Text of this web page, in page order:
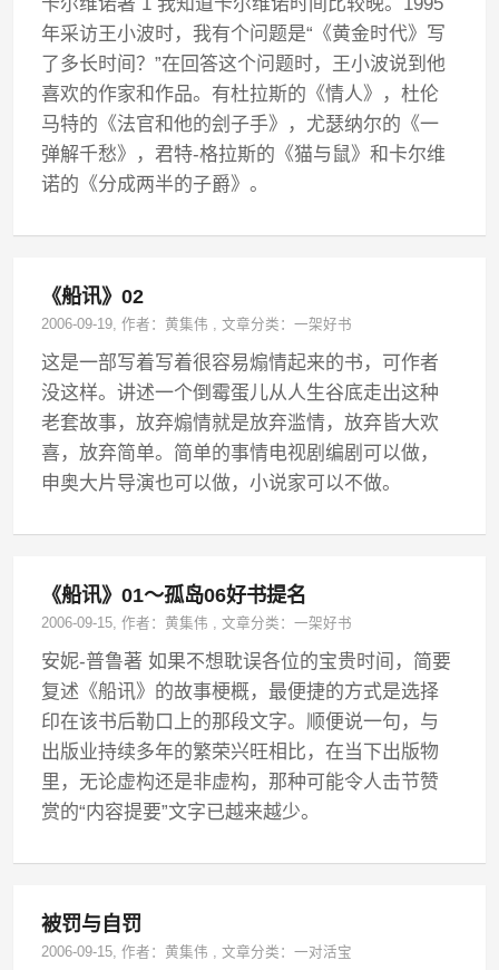
年采访王小波时，我有个问题是“《黄金时代》写
了多长时间？”在回答这个问题时，王小波说到他
喜欢的作家和作品。有杜拉斯的《情人》，杜伦
马特的《法官和他的刽子手》，尤瑟纳尔的《一
弹解千愁》，君特-格拉斯的《猫与鼠》和卡尔维
诺的《分成两半的子爵》。
《船讯》02
2006-09-19, 作者：黄集伟 ,文章分类：一架好书
这是一部写着写着很容易煽情起来的书，可作者
没这样。讲述一个倒霉蛋儿从人生谷底走出这种
老套故事，放弃煽情就是放弃滥情，放弃皆大欢
喜，放弃简单。简单的事情电视剧编剧可以做，
申奥大片导演也可以做，小说家可以不做。
《船讯》01～孤岛06好书提名
2006-09-15, 作者：黄集伟 ,文章分类：一架好书
安妮-普鲁著 如果不想耽误各位的宝贵时间，简要
复述《船讯》的故事梗概，最便捷的方式是选择
印在该书后勒口上的那段文字。顺便说一句，与
出版业持续多年的繁荣兴旺相比，在当下出版物
里，无论虚构还是非虚构，那种可能令人击节赞
赏的“内容提要”文字已越来越少。
被罚与自罚
2006-09-15, 作者：黄集伟 ,文章分类：一对活宝